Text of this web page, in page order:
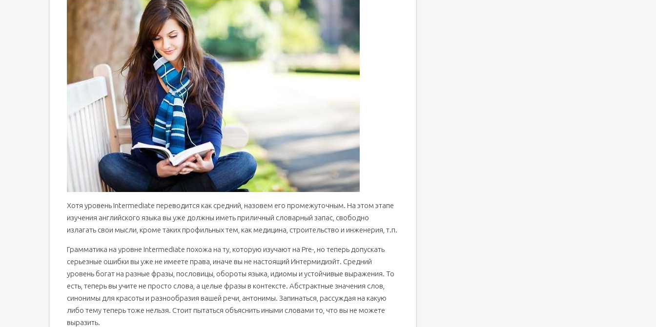
Хотя уровень Intermediate переводится как средний, назовем его промежуточным. На этом этапе
изучения английского языка вы уже должны иметь приличный словарный запас, свободно
излагать свои мысли, кроме таких профильных тем, как медицина, строительство и инженерия, т.п.
Грамматика на уровне Intermediate похожа на ту, которую изучают на Pre-, но теперь допускать
серьезные ошибки вы уже не имеете права, иначе вы не настоящий Интермидиэйт. Средний
уровень богат на разные фразы, пословицы, обороты языка, идиомы и устойчивые выражения. То
есть, теперь вы учите не просто слова, а целые фразы в контексте. Абстрактные значения слов,
синонимы для красоты и разнообразия вашей речи, антонимы. Запинаться, рассуждая на какую
либо тему теперь тоже нельзя. Стоит пытаться объяснить иными словами то, что вы не можете
выразить.